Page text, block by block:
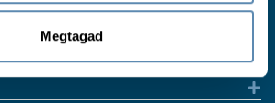
Megtagad